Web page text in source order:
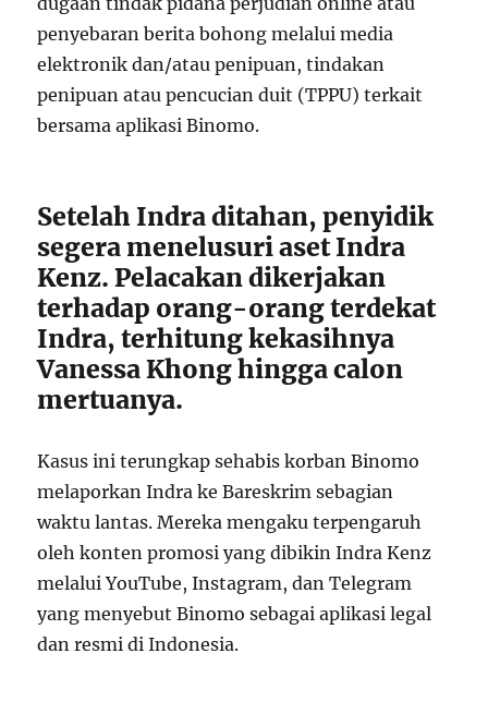
penyebaran berita bohong melalui media
elektronik dan/atau penipuan, tindakan
penipuan atau pencucian duit (TPPU) terkait
bersama aplikasi Binomo.
Setelah Indra ditahan, penyidik
segera menelusuri aset Indra
Kenz. Pelacakan dikerjakan
terhadap orang-orang terdekat
Indra, terhitung kekasihnya
Vanessa Khong hingga calon
mertuanya.
Kasus ini terungkap sehabis korban Binomo
melaporkan Indra ke Bareskrim sebagian
waktu lantas. Mereka mengaku terpengaruh
oleh konten promosi yang dibikin Indra Kenz
melalui YouTube, Instagram, dan Telegram
yang menyebut Binomo sebagai aplikasi legal
dan resmi di Indonesia.